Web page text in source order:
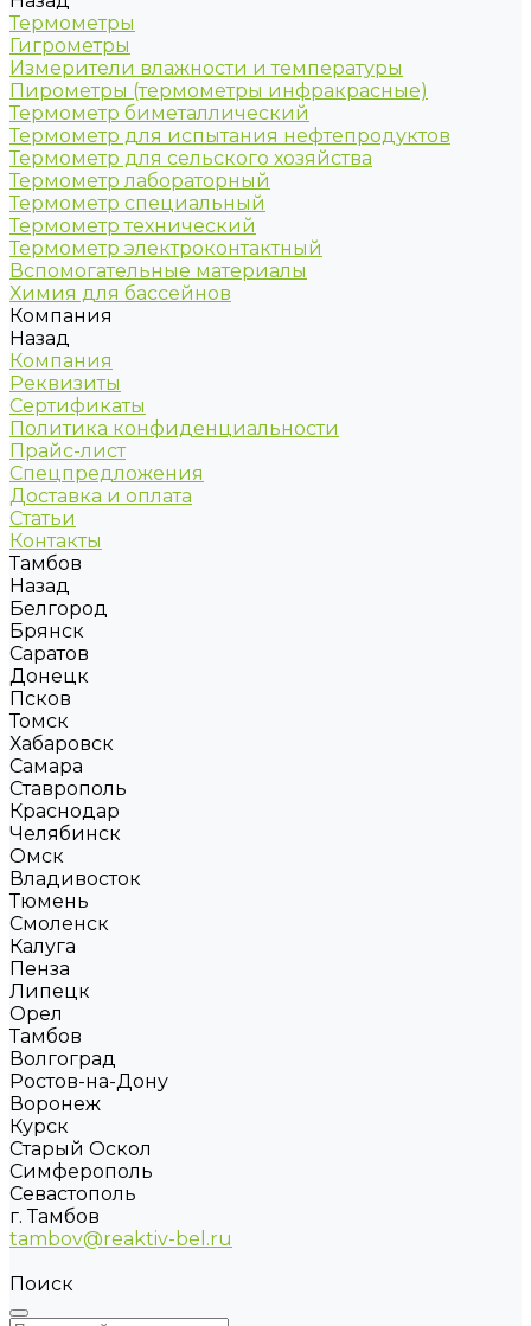
Термометры
Гигрометры
Измерители влажности и температуры
Пирометры (термометры инфракрасные)
Термометр биметаллический
Термометр для испытания нефтепродуктов
Термометр для сельского хозяйства
Термометр лабораторный
Термометр специальный
Термометр технический
Термометр электроконтактный
Вспомогательные материалы
Химия для бассейнов
Компания
Назад
Компания
Реквизиты
Сертификаты
Политика конфиденциальности
Прайс-лист
Спецпредложения
Доставка и оплата
Статьи
Контакты
Тамбов
Назад
Белгород
Брянск
Саратов
Донецк
Псков
Томск
Хабаровск
Самара
Ставрополь
Краснодар
Челябинск
Омск
Владивосток
Тюмень
Смоленск
Калуга
Пенза
Липецк
Орел
Тамбов
Волгоград
Ростов-на-Дону
Воронеж
Курск
Старый Оскол
Симферополь
Севастополь
г. Тамбов
tambov@reaktiv-bel.ru
Поиск